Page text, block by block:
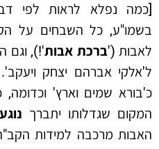
[כמה נפלא לראות לפי
בשמו"ע, כל השבחים על
לאבות ('ברכת אבות'!), וגם
ל'אלקי אברהם יצחק
כ'בורא שמים וארץ'
המקום שגדלותו יתברך
האבות מרכבה למידות